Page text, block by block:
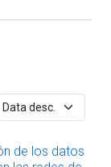
de los datos